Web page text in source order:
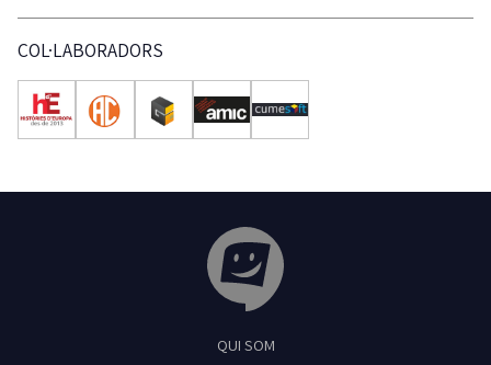
COL·LABORADORS
Feliu de Guíxols
QUI SOM